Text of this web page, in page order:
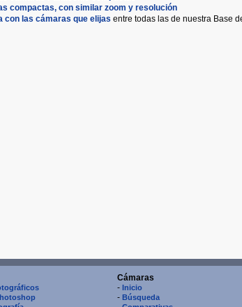
compactas, con similar zoom y resolución
con las cámaras que elijas entre todas las de nuestra Base
Cámaras
- Inicio
- Búsqueda